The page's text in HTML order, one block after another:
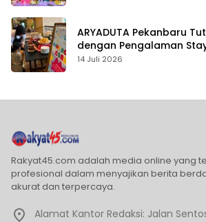
ARYADUTA Pekanbaru
dengan Pengalaman
14 Juli 2026
Rakyat45.com adalah media online yang
profesional dalam menyajikan berita
akurat dan terpercaya.
Alamat Kantor Redaksi: Jalan